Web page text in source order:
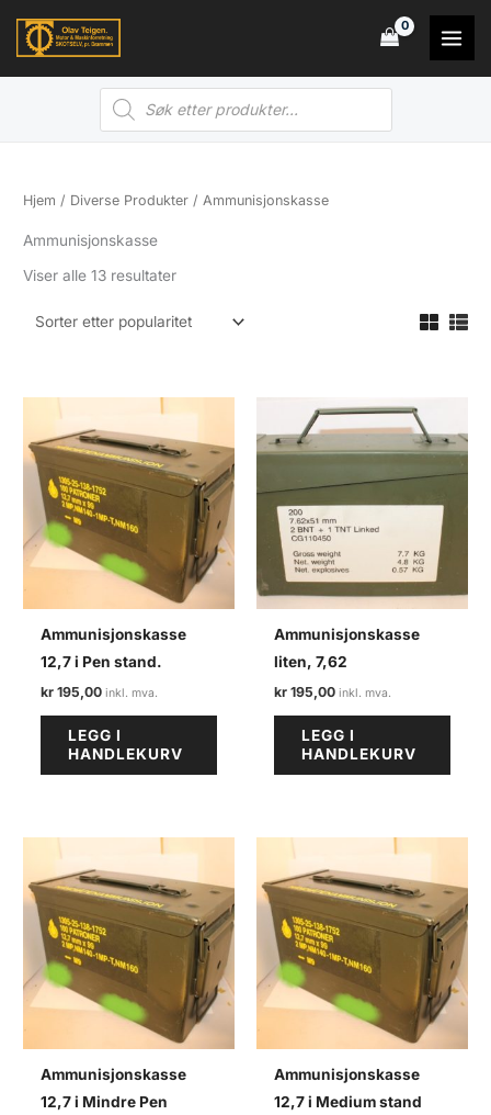
Products
search
Hjem / Diverse Produkter / Ammunisjonskasse
Ammunisjonskasse
Viser alle 13 resultaterSortert
Ammunisjonskasse
12,7 i Pen stand.
kr 195,00
LEGG I
HANDLEKURV
Ammunisjonskasse
liten, 7,62
kr 195,00
LEGG I
HANDLEKURV
Ammunisjonskasse
12,7 i Mindre Pen
Ammunisjonskasse
12,7 i Medium stand